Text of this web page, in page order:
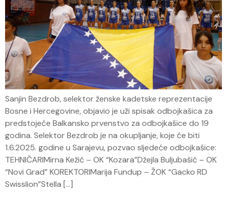
Sanjin Bezdrob, selektor ženske kadetske reprezentacije
Bosne i Hercegovine, objavio je uži spisak odbojkašica za
predstojeće Balkansko prvenstvo za odbojkašice do 19
godina. Selektor Bezdrob je na okupljanje, koje će biti
1.6.2025. godine u Sarajevu, pozvao sljedeće odbojkašice:
TEHNIČARIMirna Kežić – OK “Kozara”Džejla Buljubašić – OK
“Novi Grad” KOREKTORIMarija Fundup – ŽOK “Gacko RD
Swisslion”Stella […]